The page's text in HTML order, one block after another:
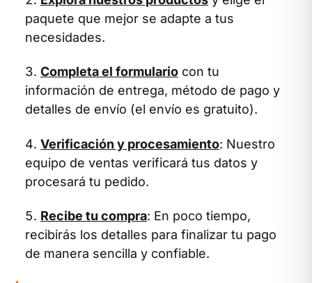
paquete que mejor se adapte a tus
necesidades.
Completa el formulario con tu
información de entrega, método de pago y
detalles de envío (el envío es gratuito).
Verificación y procesamiento: Nuestro
equipo de ventas verificará tus datos y
procesará tu pedido.
Recibe tu compra: En poco tiempo,
recibirás los detalles para finalizar tu pago
de manera sencilla y confiable.